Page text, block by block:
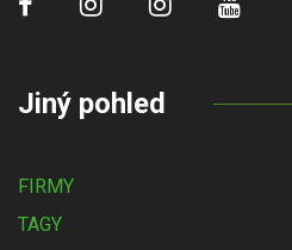
Jiný pohled
FIRMY
TAGY